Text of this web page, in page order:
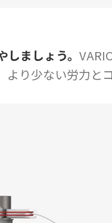
ましょう。
り少ない労力と